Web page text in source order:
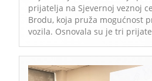
prijatelja na Sjevernoj veznoj
Brodu, koja pruža mogućnost
vozila. Osnovala su je tri